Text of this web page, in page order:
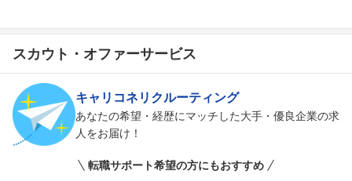
スカウト・オファーサービス
キャリコネリクルーティング
あなたの希望・経歴にマッチした大手・優良企業の求
人をお届け！
転職サポート希望の方にもおすすめ